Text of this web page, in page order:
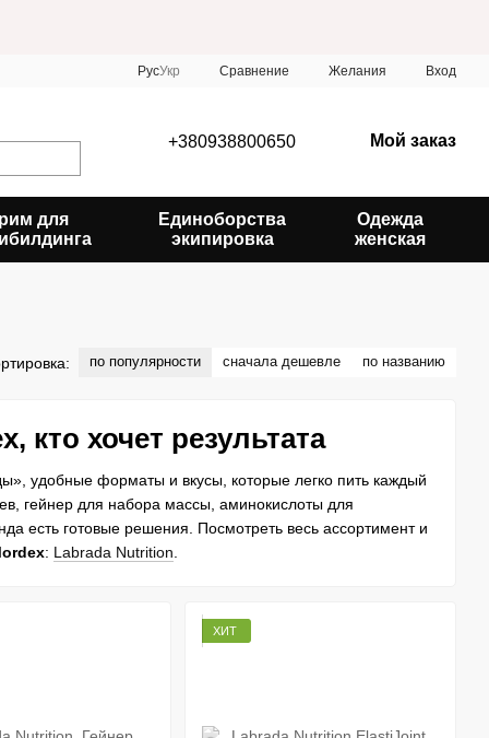
РусУкр Сравнение Желания Вход
+380938800650 Мой заказ
для
Единоборства
экипировка
Одежда
женская
по популярности сначала дешевле по названию
кто хочет результата
удобные форматы и вкусы, которые легко пить каждый
гейнер для набора массы, аминокислоты для
есть готовые решения. Посмотреть весь ассортимент и
: Labrada Nutrition
питания и аминокислот.
продукты и прогнозируемый вкус.
ХИТ